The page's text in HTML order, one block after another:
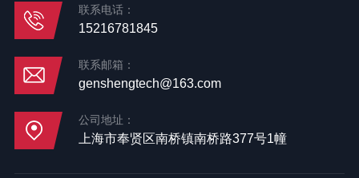
联系电话：
15216781845
联系邮箱：
genshengtech@163.com
公司地址：
上海市奉贤区南桥镇南桥路377号1幢